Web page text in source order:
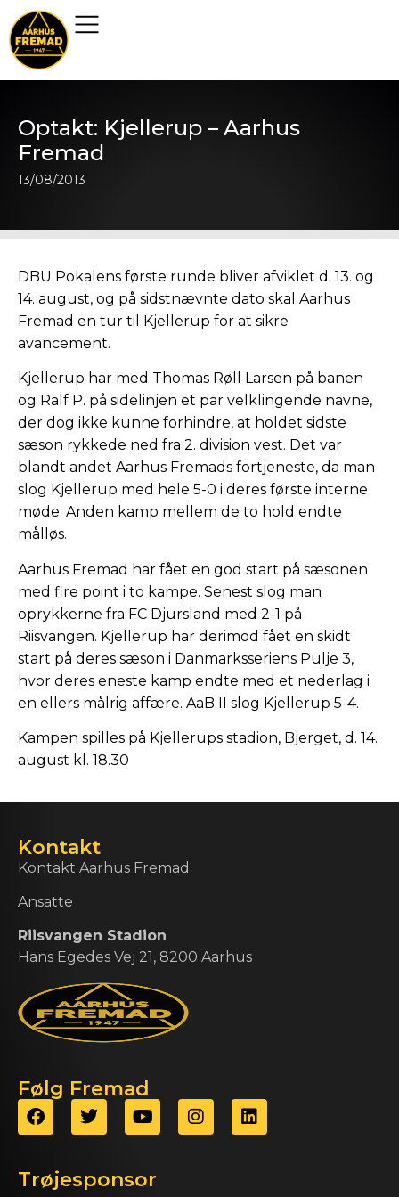
Optakt: Kjellerup – Aarhus
Fremad
13/08/2013
DBU Pokalens første runde bliver afviklet d. 13. og
14. august, og på sidstnævnte dato skal Aarhus
Fremad en tur til Kjellerup for at sikre
avancement.
Kjellerup har med Thomas Røll Larsen på banen
og Ralf P. på sidelinjen et par velklingende navne,
der dog ikke kunne forhindre, at holdet sidste
sæson rykkede ned fra 2. division vest. Det var
blandt andet Aarhus Fremads fortjeneste, da man
slog Kjellerup med hele 5-0 i deres første interne
møde. Anden kamp mellem de to hold endte
målløs.
Aarhus Fremad har fået en god start på sæsonen
med fire point i to kampe. Senest slog man
oprykkerne fra FC Djursland med 2-1 på
Riisvangen. Kjellerup har derimod fået en skidt
start på deres sæson i Danmarksseriens Pulje 3,
hvor deres eneste kamp endte med et nederlag i
en ellers målrig affære. AaB II slog Kjellerup 5-4.
Kampen spilles på Kjellerups stadion, Bjerget, d. 14.
august kl. 18.30
Kontakt
Kontakt Aarhus Fremad
Ansatte
Riisvangen Stadion
Hans Egedes Vej 21, 8200 Aarhus
Følg Fremad
Trøjesponsor